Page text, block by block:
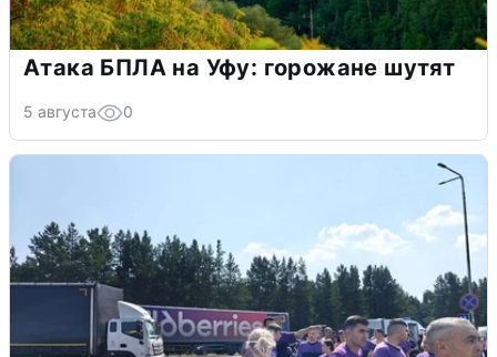
Атака БПЛА на Уфу: горожане шутят
5 августа 0